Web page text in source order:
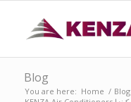
Blog
You are here: Home / Blog